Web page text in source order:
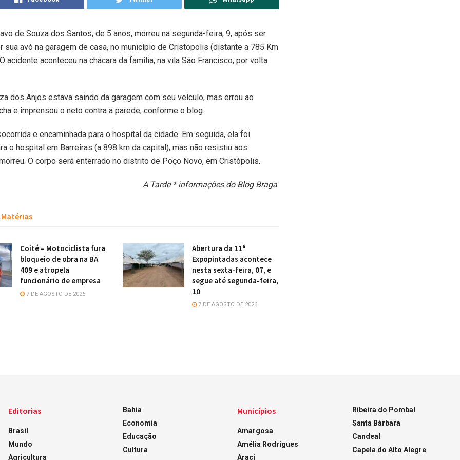
de Souza dos Santos, de 5 anos, morreu na segunda-feira, 9, após ser
sua avó na garagem de casa, no município de Cristópolis (distante a 785 Km
acidente aconteceu na chácara da família, na vila São Francisco, por volta
dos Anjos estava saindo da garagem com seu veículo, mas errou ao
e imprensou o neto contra a parede, conforme o blog.
e encaminhada para o hospital da cidade. Em seguida, ela foi
o hospital em Barreiras (a 898 km da capital), mas não resistiu aos
O corpo será enterrado no distrito de Poço Novo, em Cristópolis.
A Tarde * informações do Blog Braga
Matérias
Coité – Motociclista fura
bloqueio de obra na BA
409 e atropela
funcionário de empresa
7 DE AGOSTO DE 2026
Abertura da 11ª
Expopintadas acontece
nesta sexta-feira, 07, e
segue até segunda-feira,
10
7 DE AGOSTO DE 2026
Editorias
Brasil
Mundo
Agricultura
Bahia
Economia
Educação
Cultura
Municípios
Amargosa
Amélia Rodrigues
Araci
Ribeira do Pombal
Santa Bárbara
Candeal
Capela do Alto Alegre